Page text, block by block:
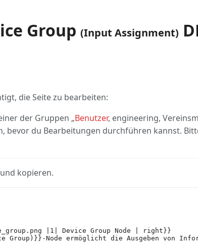
Group (Input Assignment)
die Seite zu bearbeiten:
der Gruppen „Benutzer, engineering,
bevor du Bearbeitungen durchführen kannst.
kopieren.